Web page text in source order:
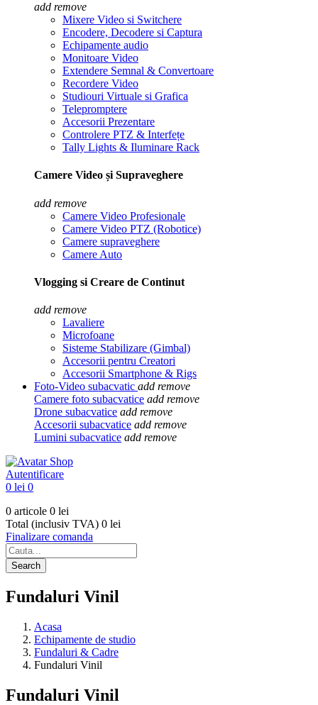
add remove
Mixere Video si Switchere
Encodere, Decodere si Captura
Echipamente audio
Monitoare Video
Extendere Semnal & Convertoare
Recordere Video
Studiouri Virtuale si Grafica
Telepromptere
Accesorii Prezentare
Controlere PTZ & Interfețe
Tally Lights & Iluminare Rack
Camere Video și Supraveghere
add remove
Camere Video Profesionale
Camere Video PTZ (Robotice)
Camere supraveghere
Camere Auto
Vlogging si Creare de Continut
add remove
Lavaliere
Microfoane
Sisteme Stabilizare (Gimbal)
Accesorii pentru Creatori
Accesorii Smartphone & Rigs
Foto-Video subacvatic add remove
Camere foto subacvatice add remove
Drone subacvatice add remove
Accesorii subacvatice add remove
Lumini subacvatice add remove
Autentificare
0 lei 0
0 articole 0 lei
Total (inclusiv TVA) 0 lei
Finalizare comanda
Search
Fundaluri Vinil
Acasa
Echipamente de studio
Fundaluri & Cadre
Fundaluri Vinil
Fundaluri Vinil